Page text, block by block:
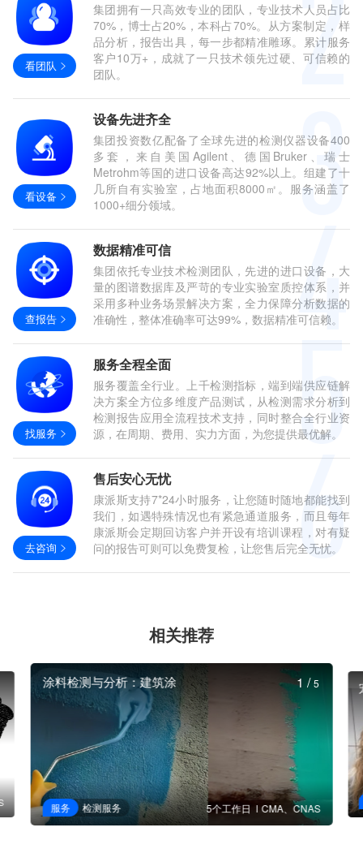
看团队
集团拥有一只高效专业的团队，专业技术人员占比
70%，博士占20%，本科占70%。从方案制定，样
品分析，报告出具，每一步都精准雕琢。累计服务
客户10万+，成就了一只技术领先过硬、可信赖的
团队。
看设备
设备先进齐全
集团投资数亿配备了全球先进的检测仪器设备400
多套，来自美国Agilent、德国Bruker、瑞士
Metrohm等国的进口设备高达92%以上。组建了十
几所自有实验室，占地面积8000㎡。服务涵盖了
1000+细分领域。
查报告
数据精准可信
集团依托专业技术检测团队，先进的进口设备，大
量的图谱数据库及严苛的专业实验室质控体系，并
采用多种业务场景解决方案，全力保障分析数据的
准确性，整体准确率可达99%，数据精准可信赖。
找服务
服务全程全面
服务覆盖全行业。上千检测指标，端到端供应链解
决方案全方位多维度产品测试，从检测需求分析到
检测报告应用全流程技术支持，同时整合全行业资
源，在周期、费用、实力方面，为您提供最优解。
去咨询
售后安心无忧
康派斯支持7*24小时服务，让您随时随地都能找到
我们，如遇特殊情况也有紧急通道服务，而且每年
康派斯会定期回访客户并开设有培训课程，对有疑
问的报告可则可以免费复检，让您售后完全无忧。
相关推荐
涂料检测与分析：建筑涂
服务 检测服务 5个工作日 CMA、CNAS
1 /5